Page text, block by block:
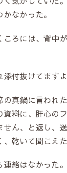
なかった。
ろには、背中
添付抜けてますよ
真鍋に言われた
料に、肝心の
せん、と返し、
乾いて聞こえた
絡はなかった。